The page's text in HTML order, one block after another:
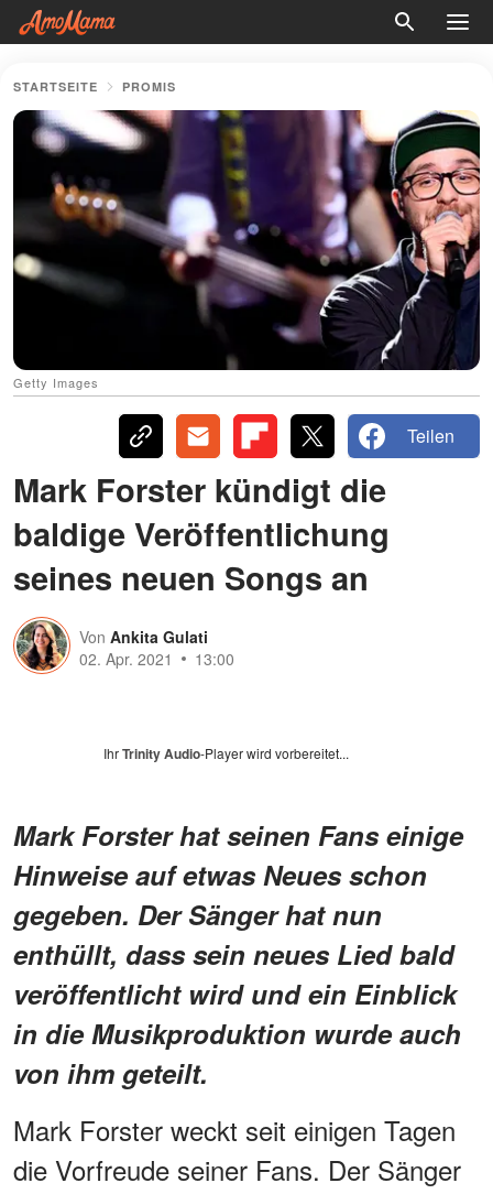
STARTSEITE PROMIS
Getty Images
Teilen
Mark Forster kündigt die
baldige Veröffentlichung
seines neuen Songs an
Von Ankita Gulati
02. Apr. 2021
13:00
IhrTrinity Audio-Player wird vorbereitet...
Mark Forster hat seinen Fans einige
Hinweise auf etwas Neues schon
gegeben. Der Sänger hat nun
enthüllt, dass sein neues Lied bald
veröffentlicht wird und ein Einblick
in die Musikproduktion wurde auch
von ihm geteilt.
Mark Forster weckt seit einigen Tagen
die Vorfreude seiner Fans. Der Sänger